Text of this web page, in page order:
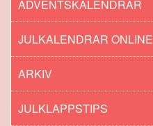
ADVENTSKALENDRAR
JULKALENDRAR ONLINE
ARKIV
JULKLAPPSTIPS